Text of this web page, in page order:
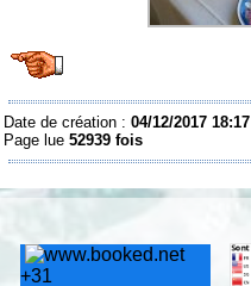
Date de création :04/12/2017 18:17
Page lue52939 fois
+31